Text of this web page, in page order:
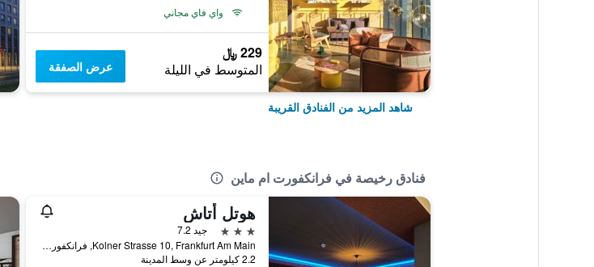
واي فاي مجاني
229 ﷼
المتوسط في الليلة عرض الصفقة
شاهد المزيد من الفنادق القريبة
فنادق رخيصة في فرانكفورت ام ماين
هوتل أتاش
3 نجوم
جيد 7.2
Kolner Strasse 10, Frankfurt Am Main, فرانكفورت ام ماين, هسه, ألمانيا
2.2 كيلومتر عن وسط المدينة